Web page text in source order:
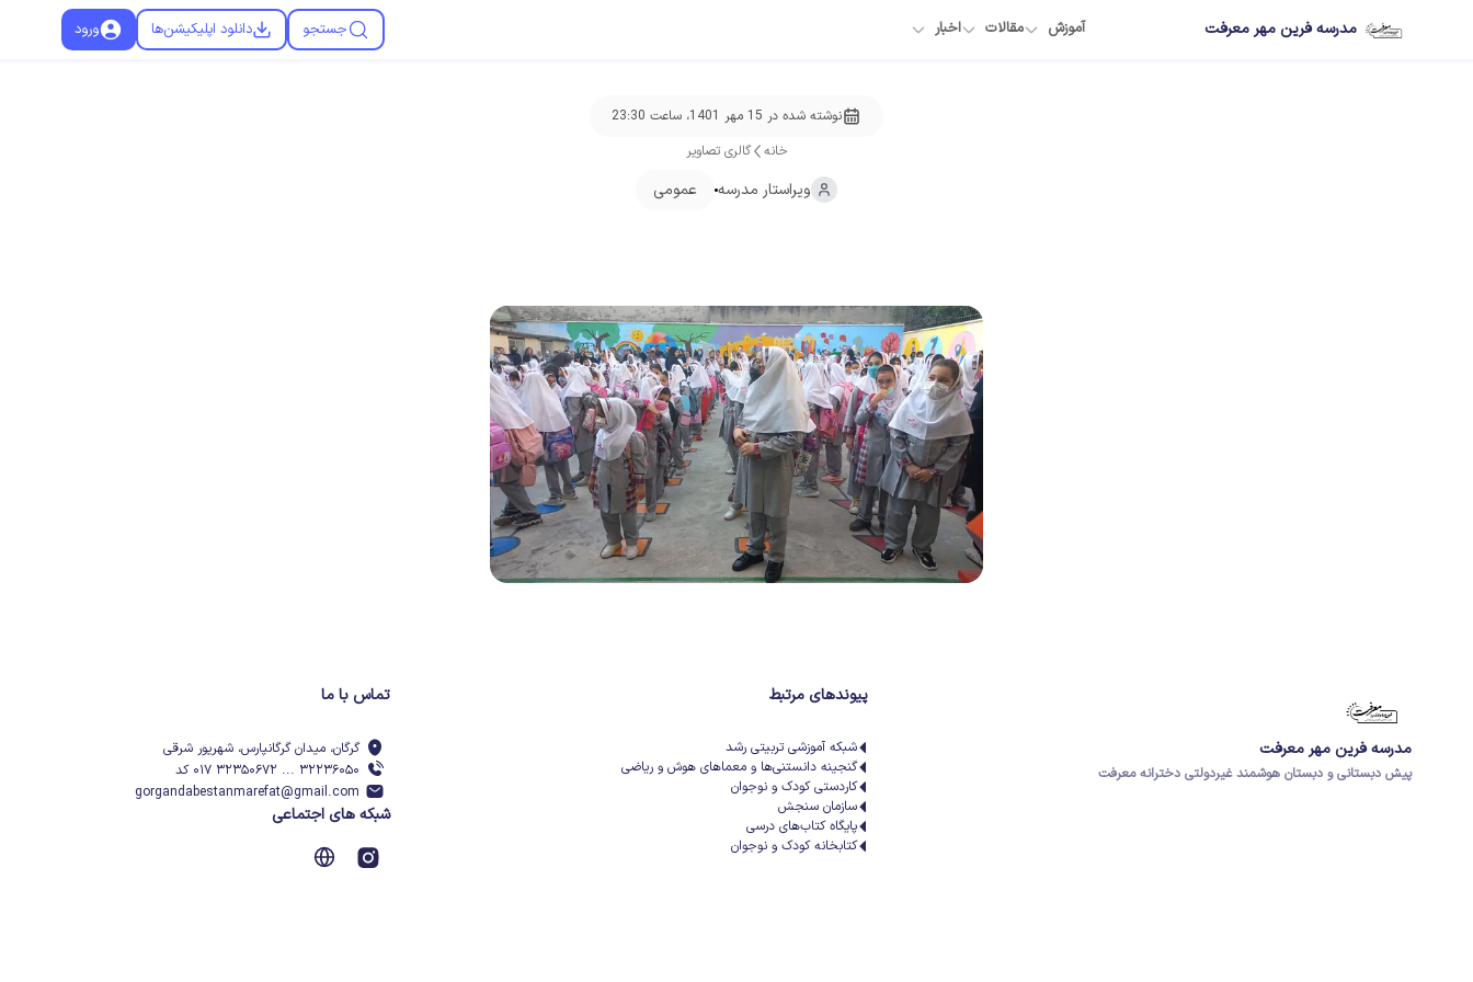
مدرسه فرین مهر معرفت آموزش مقالات اخبار جستجو دانلود اپلیکیشن‌ها ورود
نوشته شده در 15 مهر 1401، ساعت 23:30
خانه
گالری تصاویر
ویراستار مدرسه عمومی
مدرسه فرین مهر معرفت
پیش دبستانی و دبستان هوشمند غیردولتی دخترانه معرفت
پیوندهای مرتبط
شبکه آموزشی تربیتی رشد
گنجینه دانستنی‌ها و معماهای هوش و ریاضی
کاردستی کودک و نوجوان
سازمان سنجش
پایگاه کتاب‌های درسی
کتابخانه کودک و نوجوان
تماس با ما
گرگان، میدان گرگانپارس، شهریور شرقی
۳۲۲۳۶۰۵۰ ... ۳۲۳۵۰۶۷۲ ۰۱۷ کد
gorgandabestanmarefat@gmail.com
شبکه های اجتماعی